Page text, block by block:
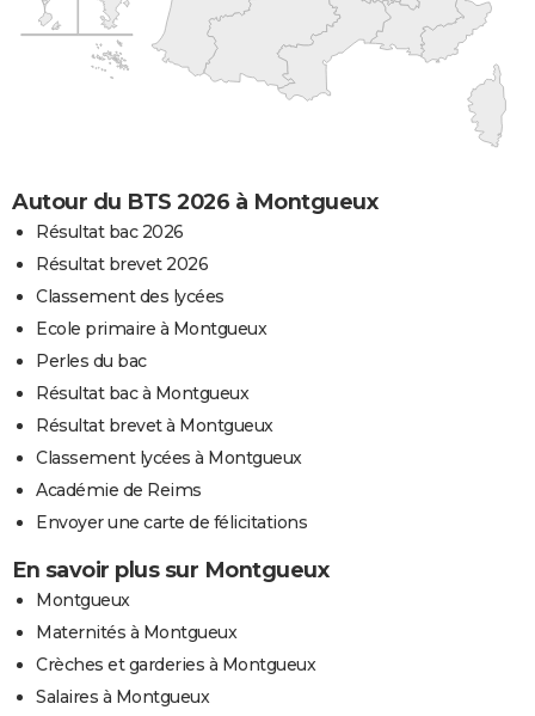
Autour du BTS 2026 à Montgueux
Résultat bac 2026
Résultat brevet 2026
Classement des lycées
Ecole primaire à Montgueux
Perles du bac
Résultat bac à Montgueux
Résultat brevet à Montgueux
Classement lycées à Montgueux
Académie de Reims
Envoyer une carte de félicitations
En savoir plus sur Montgueux
Montgueux
Maternités à Montgueux
Crèches et garderies à Montgueux
Salaires à Montgueux